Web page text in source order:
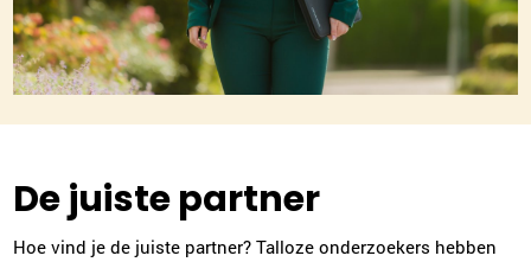
De juiste partner
Hoe vind je de juiste partner? Talloze onderzoekers hebben